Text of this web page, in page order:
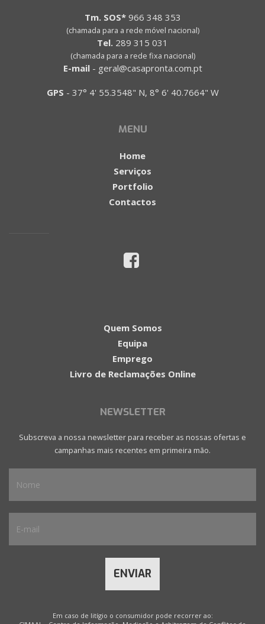
Tm. SOS*966 348 353
(chamada para a rede móvel nacional)
Tel. 289 315 031
(chamada para a rede fixa nacional)
E-mail- geral@casapronta.com.pt
GPS - 37° 4' 55.3548" N, 8° 6' 40.7664" W
MENU
Home
Serviços
Portfolio
Contactos
Quem Somos
Equipa
Emprego
Livro de Reclamações Online
NEWSLETTER
Subscreva a nossa newsletter para receber as nossas ofertas e
campanhas mais recentes em primeira mão.
ENVIAR
Em caso de litígio o consumidor pode recorrer ao: